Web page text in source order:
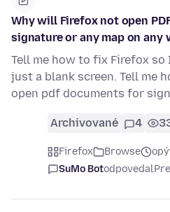
Why will Firefox not open
signature or any map on any
Tell me how to fix Firefox so
just a blank screen. Tell me
open pdf documents for
Archivované 4
Firefox Browse
SuMo Botodpovedal